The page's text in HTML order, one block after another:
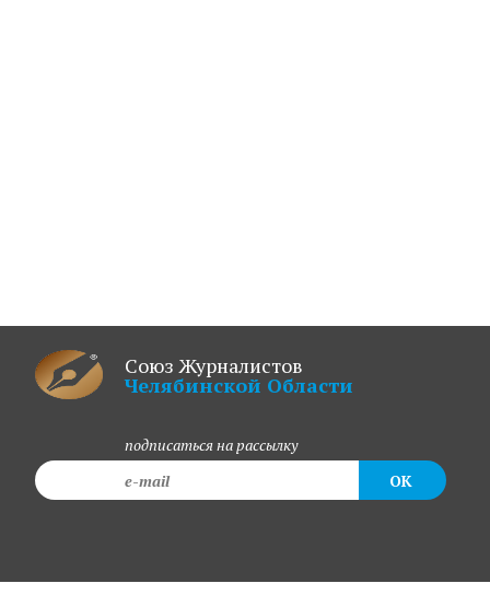
Союз Журналистов
Челябинской Области
подписаться на рассылку